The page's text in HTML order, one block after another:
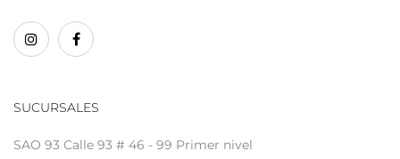
SUCURSALES
SAO 93 Calle 93 # 46 - 99 Primer nivel